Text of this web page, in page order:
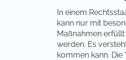
In einem
kann nur mit
Maßnahmen
werden. Es
kommen kann.